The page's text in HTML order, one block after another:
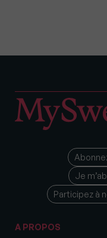
Je
Participez à
A PROPOS